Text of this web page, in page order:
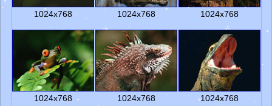
1024x768 1024x768 1024x768
1024x768 1024x768 1024x768